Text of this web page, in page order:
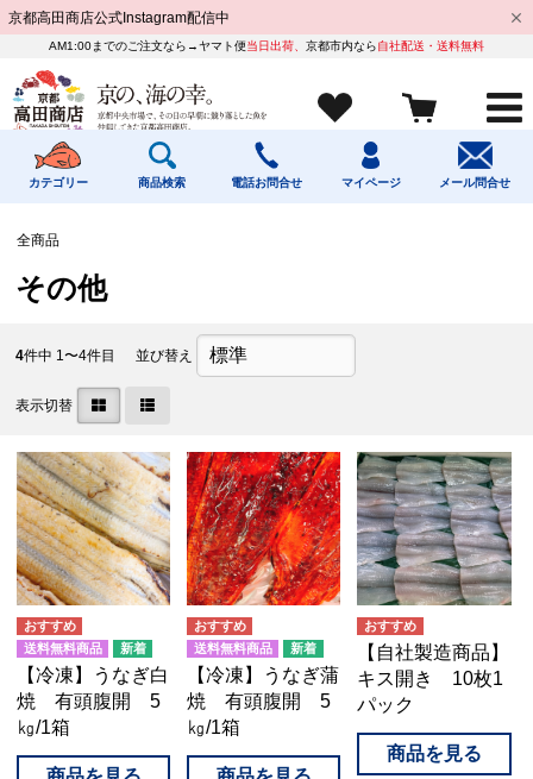
京都高田商店公式Instagram配信中
AM1:00までのご注文なら→ヤマト便当日出荷、 京都市内なら自社配送・送料無料
カテゴリー 商品検索 電話お問合せ マイページ メール問合せ
全商品
その他
4件中 1〜4件目 並び替え
表示切替
送料無料商品
【冷凍】うなぎ白
焼 有頭腹開 5
㎏/1箱
送料無料商品
【冷凍】うなぎ蒲
焼 有頭腹開 5
㎏/1箱
【自社製造商品】
キス開き 10枚1
パック